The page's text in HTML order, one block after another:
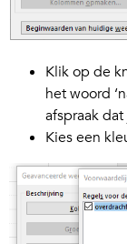
Klik op de
het woord
afspraak
Kies een